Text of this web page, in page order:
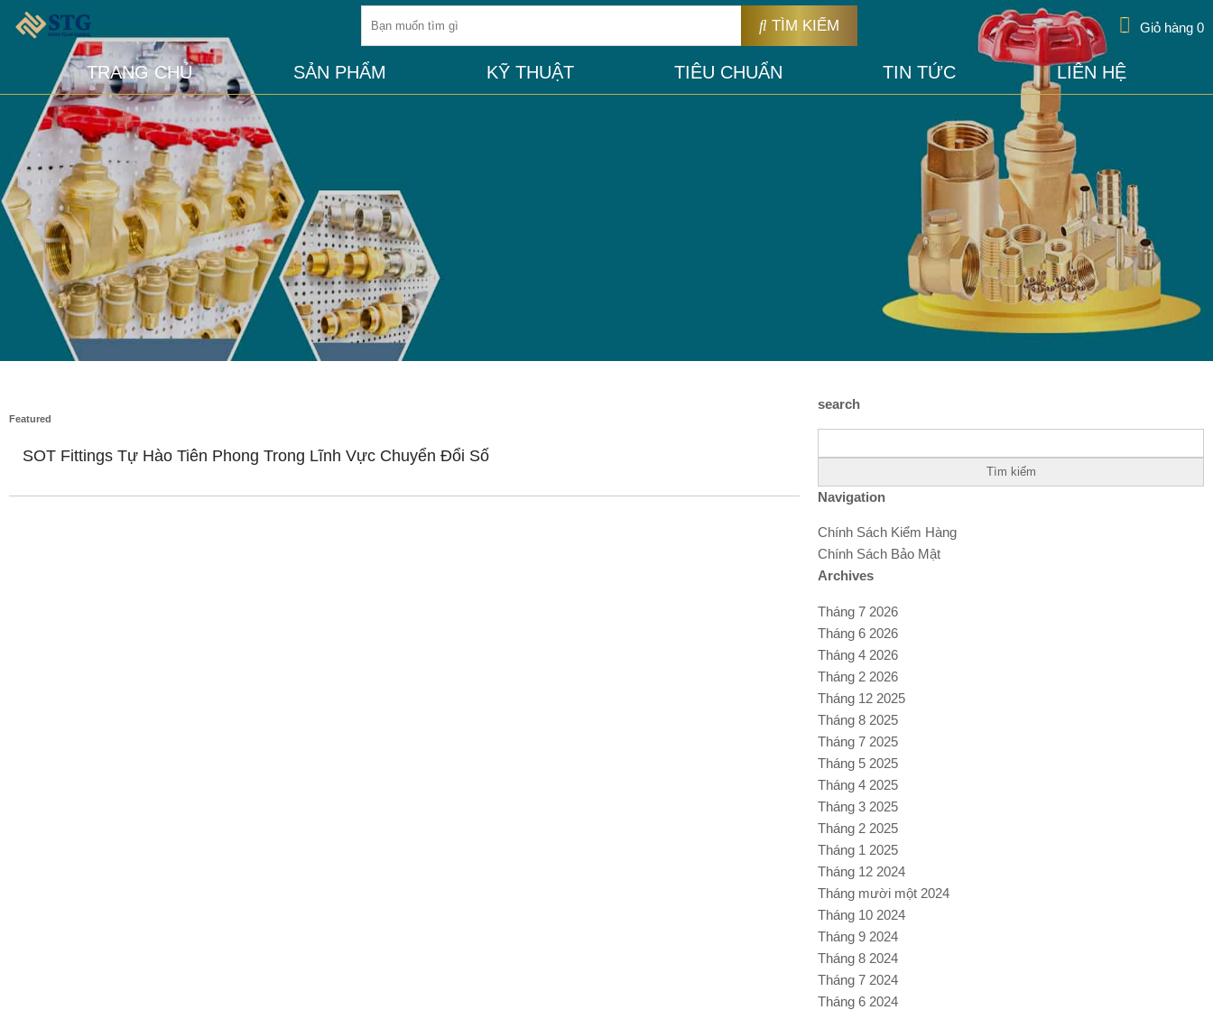
TÌM KIẾM Giỏ hàng 0
TRANG CHỦ SẢN PHẨM KỸ THUẬT TIÊU CHUẨN TIN TỨC LIÊN HỆ
Featured
SOT Fittings Tự Hào Tiên Phong Trong Lĩnh Vực Chuyển Đổi Số
search
kiếm
Navigation
Chính Sách Kiểm Hàng
Chính Sách Bảo Mật
Archives
Tháng 7 2026
Tháng 6 2026
Tháng 4 2026
Tháng 2 2026
Tháng 12 2025
Tháng 8 2025
Tháng 7 2025
Tháng 5 2025
Tháng 4 2025
Tháng 3 2025
Tháng 2 2025
Tháng 1 2025
Tháng 12 2024
Tháng mười một 2024
Tháng 10 2024
Tháng 9 2024
Tháng 8 2024
Tháng 7 2024
Tháng 6 2024